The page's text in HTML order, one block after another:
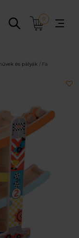
0
és pályák / Fa